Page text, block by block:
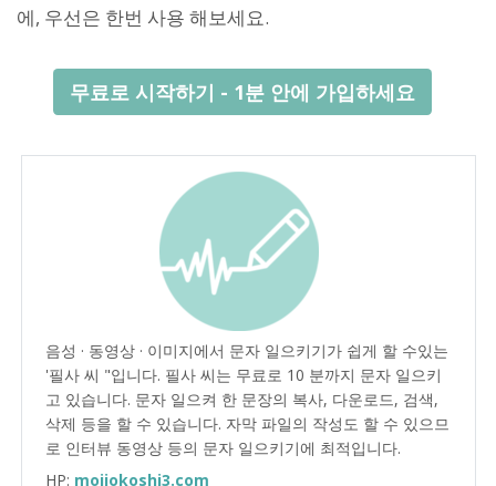
에, 우선은 한번 사용 해보세요.
무료로 시작하기 - 1분 안에 가입하세요
음성 · 동영상 · 이미지에서 문자 일으키기가 쉽게 할 수있는
'필사 씨 "입니다. 필사 씨는 무료로 10 분까지 문자 일으키
고 있습니다. 문자 일으켜 한 문장의 복사, 다운로드, 검색,
삭제 등을 할 수 있습니다. 자막 파일의 작성도 할 수 있으므
로 인터뷰 동영상 등의 문자 일으키기에 최적입니다.
HP: mojiokoshi3.com